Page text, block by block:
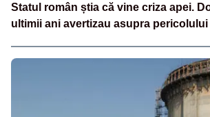
Statul român știa că vine criza apei.
ultimii ani avertizau asupra pericolului